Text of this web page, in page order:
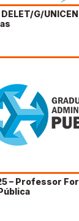
G/
– Professor